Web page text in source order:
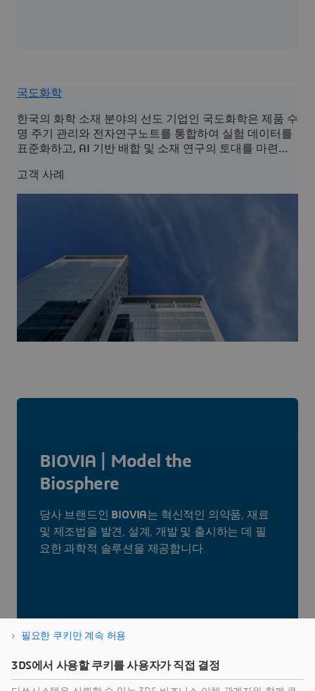
국도화학
한국의 화학 소재 분야의 선도 기업인 국도화학은 제품 수
명 주기 관리와 전자연구노트를 통합하여 실험 데이터를
표준화하고, AI 기반 배합 및 소재 연구의 토대를 마련하
고객 사례
BIOVIA | Model the
Biosphere
당사 브랜드인 BIOVIA는 혁신적인 의약품, 재료
및 제조법을 발견, 설계, 개발 및 출시하는 데 필
요한 과학적 솔루션을 제공합니다.
BIOVIA 살펴보기
필요한 쿠키만 계속 허용
3DS에서 사용할 쿠키를 사용자가 직접 결정